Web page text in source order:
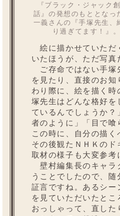
『ブラック・ジャック
話』の発想のもととなっ
一義さんの『手塚先生、
り過ぎてます！』。
絵に描かせていただ
いたほうが、ただ写
ご存命ではない手塚
を見たり、直接のお
わり際に、絵を描く
塚先生はどんな格好
ているんでしょうか
者のように」「目で
この時に、自分の描
その後観たＮＨＫの
取材の様子も大変参考
壁村編集長のキャラ
うことでしたので、
証言ですね。あるシ
を見ていただいたと
おっしゃって、直した